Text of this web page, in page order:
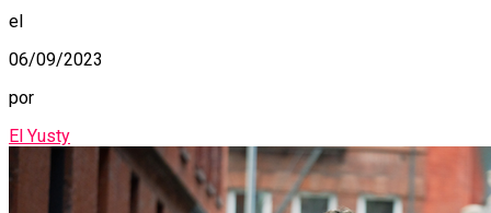
el
06/09/2023
por
El Yusty